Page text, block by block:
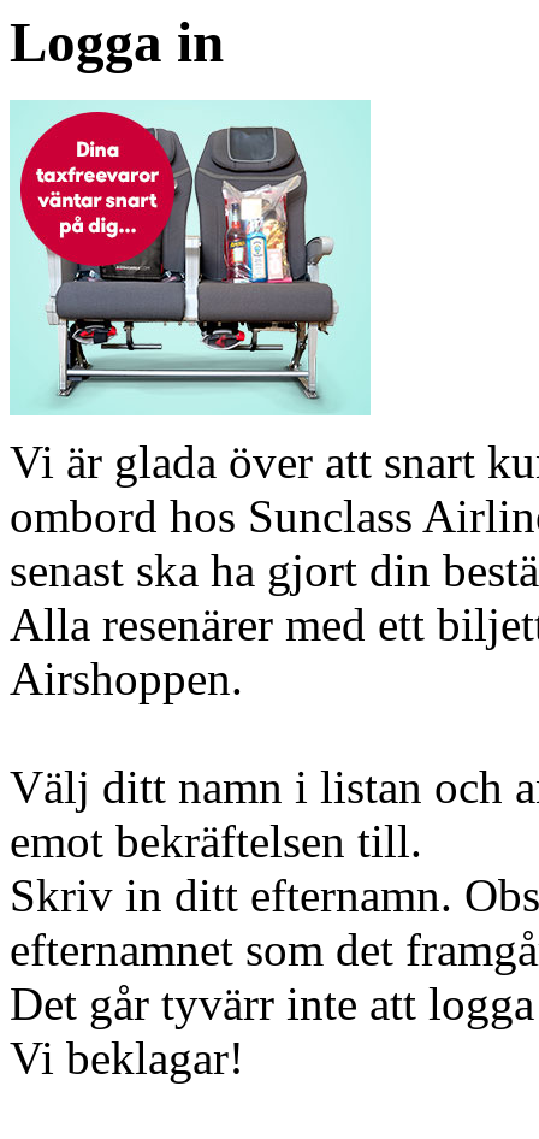
Logga in
Vi är glada över att snart
ombord hos Sunclass
senast ska ha gjort din
Alla resenärer med ett
Airshoppen.
Välj ditt namn i listan och
emot bekräftelsen till.
Skriv in ditt efternamn.
efternamnet som det
Det går tyvärr inte att
Vi beklagar!